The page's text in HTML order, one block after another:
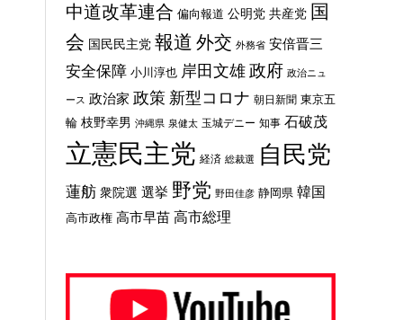
中道改革連合 偏向報道 公明党 共産党 国
会 国民民主党 報道 外交 外務省 安倍晋三
安全保障 小川淳也 岸田文雄 政府 政治ニュ
ース 政治家 政策 新型コロナ 朝日新聞 東京五
輪 枝野幸男 沖縄県 泉健太 玉城デニー 知事 石破茂
立憲民主党 経済 総裁選 自民党
蓮舫 衆院選 選挙 野党 野田佳彦 静岡県 韓国
高市政権 高市早苗 高市総理